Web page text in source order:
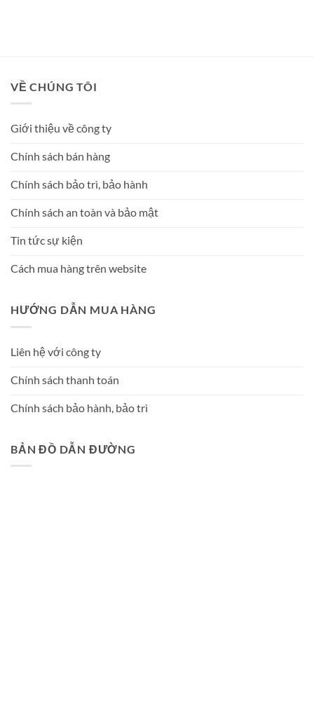
VỀ CHÚNG TÔI
Giới thiệu về công ty
Chính sách bán hàng
Chính sách bảo trì, bảo hành
Chính sách an toàn và bảo mật
Tin tức sự kiện
Cách mua hàng trên website
HƯỚNG DẪN MUA HÀNG
Liên hệ với công ty
Chính sách thanh toán
Chính sách bảo hành, bảo trì
BẢN ĐỒ DẪN ĐƯỜNG